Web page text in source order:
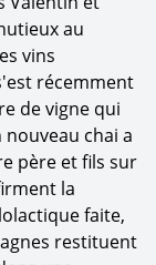
au
vins
récemment
de vigne qui
chai a
père et fils sur
la
faite,
restituent